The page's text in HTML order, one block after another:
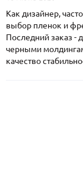
Как дизайнер,
выбор пленок и
Последний заказ -
черными
качество